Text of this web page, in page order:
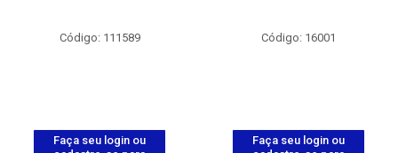
Código: 111589
Faça seu login ou
Código: 16001
Faça seu login ou